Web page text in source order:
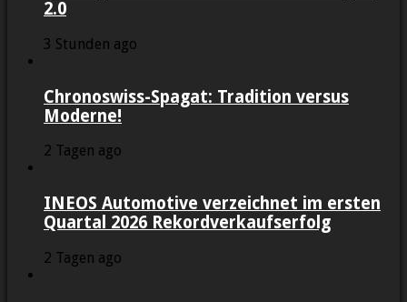
2.0
3 Stunden ago
Chronoswiss-Spagat: Tradition versus
Moderne!
2 Tagen ago
INEOS Automotive verzeichnet im ersten
Quartal 2026 Rekordverkaufserfolg
2 Tagen ago